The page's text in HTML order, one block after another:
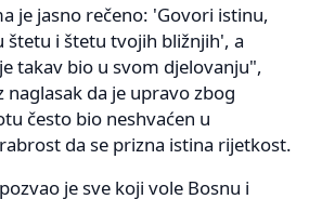
je jasno rečeno: 'Govori istinu,
štetu i štetu tvojih bližnjih', a
takav bio u svom djelovanju",
naglasak da je upravo zbog
često bio neshvaćen u
da se prizna istina rijetkost.
je sve koji vole Bosnu i